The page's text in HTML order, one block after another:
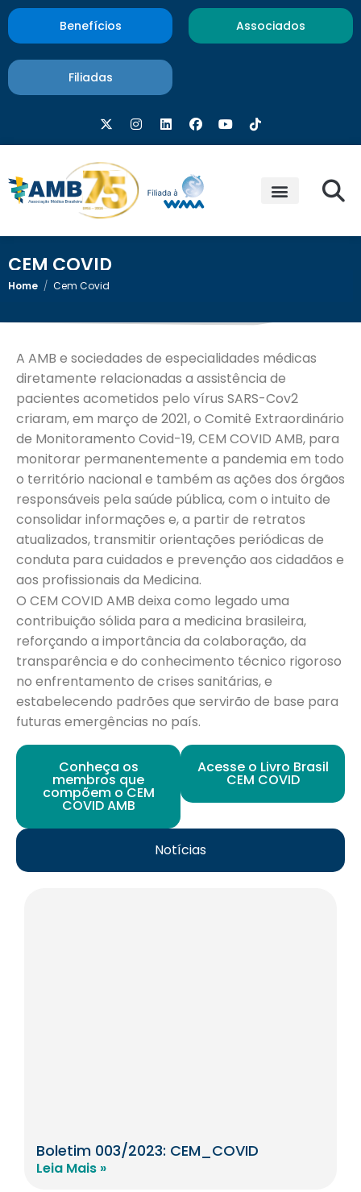
Benefícios Associados
Filiadas
CEM COVID
Home / Cem Covid
A AMB e sociedades de especialidades médicas
diretamente relacionadas a assistência de
pacientes acometidos pelo vírus SARS-Cov2
criaram, em março de 2021, o Comitê Extraordinário
de Monitoramento Covid-19, CEM COVID AMB, para
monitorar permanentemente a pandemia em todo
o território nacional e também as ações dos órgãos
responsáveis pela saúde pública, com o intuito de
consolidar informações e, a partir de retratos
atualizados, transmitir orientações periódicas de
conduta para cuidados e prevenção aos cidadãos e
aos profissionais da Medicina.
O CEM COVID AMB deixa como legado uma
contribuição sólida para a medicina brasileira,
reforçando a importância da colaboração, da
transparência e do conhecimento técnico rigoroso
no enfrentamento de crises sanitárias, e
estabelecendo padrões que servirão de base para
futuras emergências no país.
Conheça os
membros que
compõem o CEM
COVID AMB
Acesse o Livro Brasil
CEM COVID
Notícias
Boletim 003/2023: CEM_COVID
Leia Mais »